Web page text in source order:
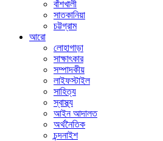
বাঁশখালী
সাতকানিয়া
চট্টগ্রাম
আরো
লোহাগাড়া
সাক্ষাৎকার
সম্পাদকীয়
লাইফস্টাইল
সাহিত্য
স্বাস্থ্য
আইন আদালত
অর্থনৈতিক
চন্দনাইশ